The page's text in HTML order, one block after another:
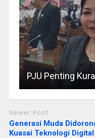
PJU Penting
Newer Post
Generasi Muda
Kuasai Teknologi Digital